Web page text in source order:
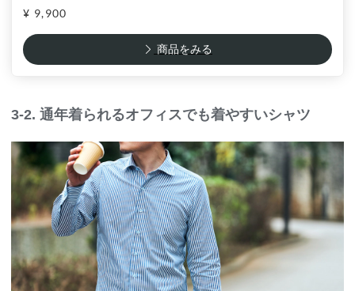
¥ 9,900
商品をみる
3-2. 通年着られるオフィスでも着やすいシャツ